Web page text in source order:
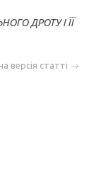
ДРОТУ І ЇЇ
версія статті